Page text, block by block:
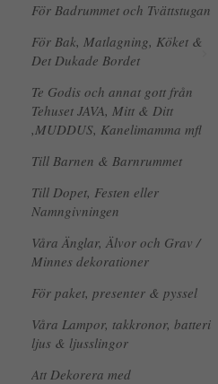
För Badrummet och Tvättstugan
För Bak, Matlagning, Köket &
Det Dukade Bordet
Te Godis och annat gott från
Tehuset JAVA, Mitt & Ditt
,MUDDUS, Kanelimamma mfl
Till Barnen & Barnrummet
Till Dopet, Festen eller
Namngivningen
Våra Änglar, Älvor och Grav /
Minnes dekorationer
För paket, presenter & pyssel
Våra Lampor, takkronor, batteri
ljus & ljusslingor
Att Dekorera med